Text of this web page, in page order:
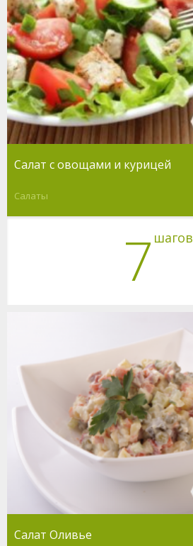
Салат с овощами и курицей
Салаты
7 шагов
Салат Оливье